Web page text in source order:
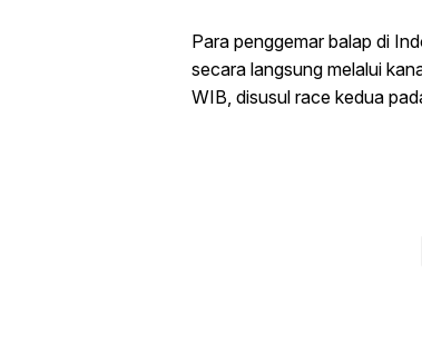
Para penggemar balap di
secara langsung melalui
WIB, disusul race kedua